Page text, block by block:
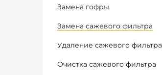
Замена гофры
Замена сажевого фильтра
Удаление сажевого фильтра
Очистка сажевого фильтра